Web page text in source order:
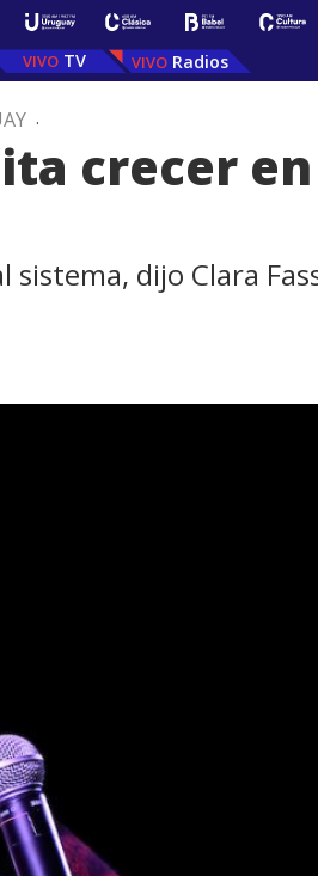
TV Radios
.
crecer
dijo Clara